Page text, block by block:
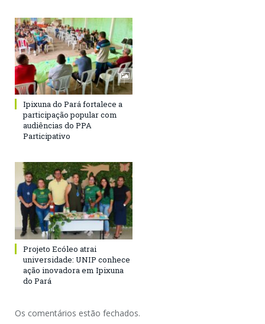
Ipixuna do Pará fortalece a
participação popular com
audiências do PPA
Participativo
Projeto Ecóleo atrai
universidade: UNIP conhece
ação inovadora em Ipixuna
do Pará
Os comentários estão fechados.